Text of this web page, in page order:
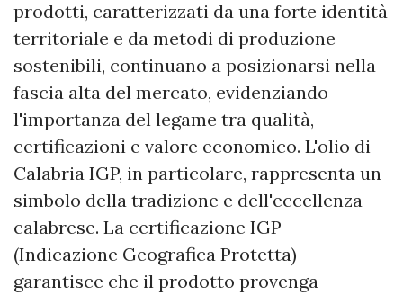
prodotti, caratterizzati da una forte identità
territoriale e da metodi di produzione
sostenibili, continuano a posizionarsi nella
fascia alta del mercato, evidenziando
l'importanza del legame tra qualità,
certificazioni e valore economico. L'olio di
Calabria IGP, in particolare, rappresenta un
simbolo della tradizione e dell'eccellenza
calabrese. La certificazione IGP
(Indicazione Geografica Protetta)
garantisce che il prodotto provenga